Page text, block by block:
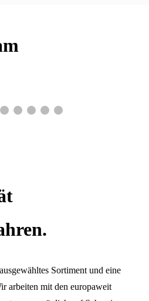
Sortiment und eine
arbeiten mit den europaweit